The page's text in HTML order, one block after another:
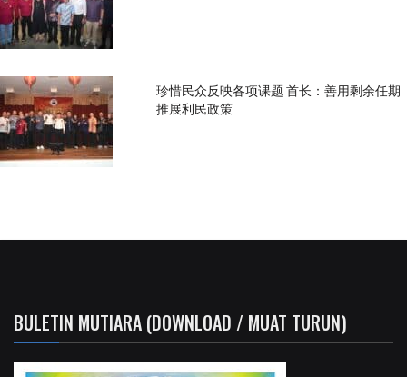
珍惜民众反映各项课题 首长：善用剩余任期
推展利民政策
BULETIN MUTIARA (DOWNLOAD / MUAT TURUN)